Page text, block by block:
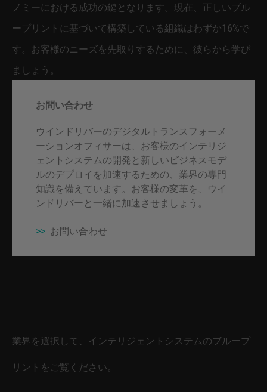
ノミーにおける成功の鍵となります。現在、正しいブル
ープリントに基づいて構築している組織はわずか16%で
す。お客様のニーズを先取りするために、彼らから学び
ましょう。
お問い合わせ
ウインドリバーのデジタルトランスフォーメ
ーションオフィサーは、お客様のインテリジ
ェントシステムの開発と新しいビジネスモデ
ルのデプロイを加速するための、業界の専門
知識を備えています。お客様の変革を、ウイ
ンドリバーと一緒に加速させましょう。
>> お問い合わせ
業界を選択して、インテリジェントシステムのブループ
リントをご覧ください。